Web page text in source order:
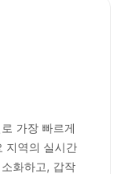
가장 빠르게
지역의 실시간
화하고, 갑작